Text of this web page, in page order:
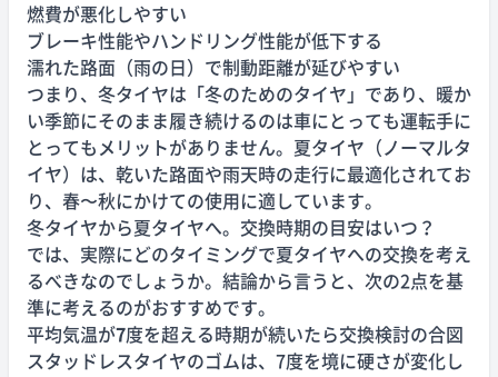
燃費が悪化しやすい
ブレーキ性能やハンドリング性能が低下する
濡れた路面（雨の日）で制動距離が延びやすい
つまり、冬タイヤは「冬のためのタイヤ」であり、暖か
い季節にそのまま履き続けるのは車にとっても運転手に
とってもメリットがありません。夏タイヤ（ノーマルタ
イヤ）は、乾いた路面や雨天時の走行に最適化されてお
り、春〜秋にかけての使用に適しています。
冬タイヤから夏タイヤへ。交換時期の目安はいつ？
では、実際にどのタイミングで夏タイヤへの交換を考え
るべきなのでしょうか。結論から言うと、次の2点を基
準に考えるのがおすすめです。
平均気温が7度を超える時期が続いたら交換検討の合図
スタッドレスタイヤのゴムは、7度を境に硬さが変化し